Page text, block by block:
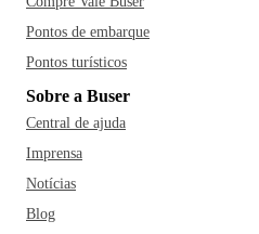
Pontos de embarque
Pontos turísticos
Sobre a Buser
Central de ajuda
Imprensa
Notícias
Blog